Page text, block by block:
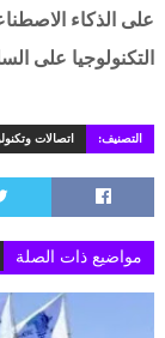
على الذكاء
التكنولوجيا على
التصنيف: اتصالات
مواضيع ذات الصلة